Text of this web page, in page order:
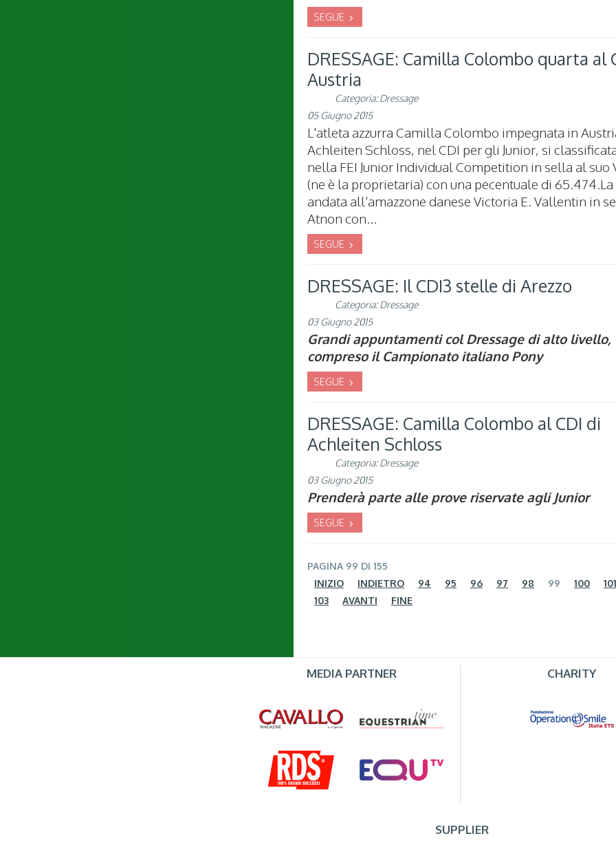
SEGUE
DRESSAGE: Camilla Colombo quarta al
Austria
Categoria:Dressage
05 Giugno 2015
L'atleta azzurra Camilla Colombo impegnata in
Achleiten Schloss, nel CDI per gli Junior, si
nella FEI Junior Individual Competition in sella al suo
(ne è la proprietaria) con una pecentuale di
andata all'amazzone danese Victoria E. Vallentin in
Atnon con...
SEGUE
DRESSAGE: Il CDI3 stelle di Arezzo
Categoria:Dressage
03 Giugno 2015
Grandi appuntamenti col Dressage di alto livello,
compreso il Campionato italiano Pony
SEGUE
DRESSAGE: Camilla Colombo al CDI di
Achleiten Schloss
Categoria:Dressage
03 Giugno 2015
Prenderà parte alle prove riservate agli Junior
SEGUE
PAGINA 99 DI 155
INIZIO
INDIETRO 94 95 96 97 98 99 100 101
103
AVANTI FINE
MEDIA PARTNER CHARITY
SUPPLIER